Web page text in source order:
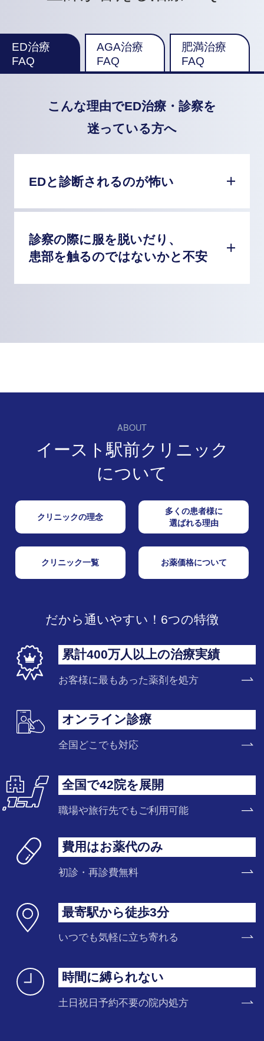
ED治療
FAQ
AGA治療
FAQ
肥満治療
FAQ
こんな理由でED治療・診察を
迷っている方へ
EDと診断されるのが怖い
診察の際に服を脱いだり、
患部を触るのではないかと不安
ABOUT
イースト駅前クリニック
について
クリニックの理念
多くの患者様に
選ばれる理由
クリニック一覧 お薬価格について
だから通いやすい！6つの特徴
累計400万人以上の治療実績
お客様に最もあった薬剤を処方
オンライン診療
全国どこでも対応
全国で42院を展開
職場や旅行先でもご利用可能
費用はお薬代のみ
初診・再診費無料
最寄駅から徒歩3分
いつでも気軽に立ち寄れる
時間に縛られない
土日祝日予約不要の院内処方